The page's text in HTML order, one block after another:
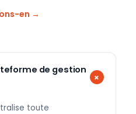
en →
de gestion
toute